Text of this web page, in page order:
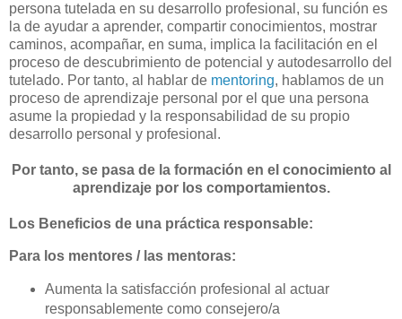
persona tutelada en su desarrollo profesional, su función es
la de ayudar a aprender, compartir conocimientos, mostrar
caminos, acompañar, en suma, implica la facilitación en el
proceso de descubrimiento de potencial y autodesarrollo del
tutelado. Por tanto, al hablar de mentoring, hablamos de un
proceso de aprendizaje personal por el que una persona
asume la propiedad y la responsabilidad de su propio
desarrollo personal y profesional.
Por tanto, se pasa de la formación en el conocimiento al
aprendizaje por los comportamientos.
Los Beneficios de una práctica responsable:
Para los mentores / las mentoras:
Aumenta la satisfacción profesional al actuar
responsablemente como consejero/a